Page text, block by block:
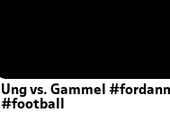
Ung vs. Gammel
#football